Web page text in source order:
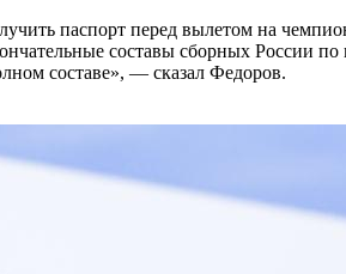
паспорт перед вылетом на
составы сборных России
составе», — сказал Федоров.